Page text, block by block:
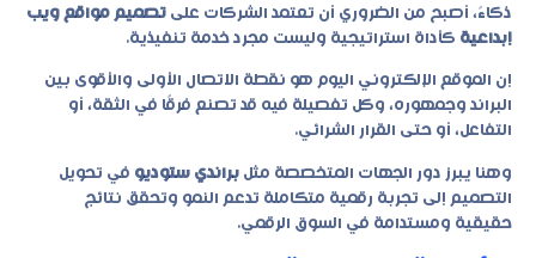
ذكاءً، أصبح من الضروري أن تعتمد الشركات على تصميم مواقع ويب
إبداعية كأداة استراتيجية وليست مجرد خدمة تنفيذية.
إن الموقع الإلكتروني اليوم هو نقطة الاتصال الأولى والأقوى بين
البراند وجمهوره، وكل تفصيلة فيه قد تصنع فرقًا في الثقة، أو
التفاعل، أو حتى القرار الشرائي.
وهنا يبرز دور الجهات المتخصصة مثل براندي ستوديو في تحويل
التصميم إلى تجربة رقمية متكاملة تدعم النمو وتحقق نتائج
حقيقية ومستدامة في السوق الرقمي.